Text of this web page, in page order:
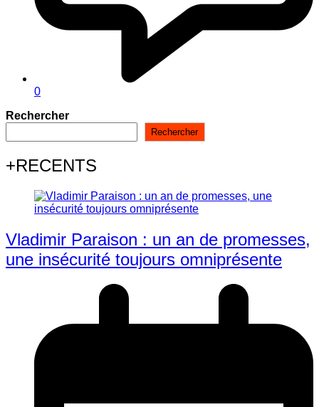
0
Rechercher
Rechercher
+RECENTS
Vladimir Paraison : un an de promesses,
une insécurité toujours omniprésente